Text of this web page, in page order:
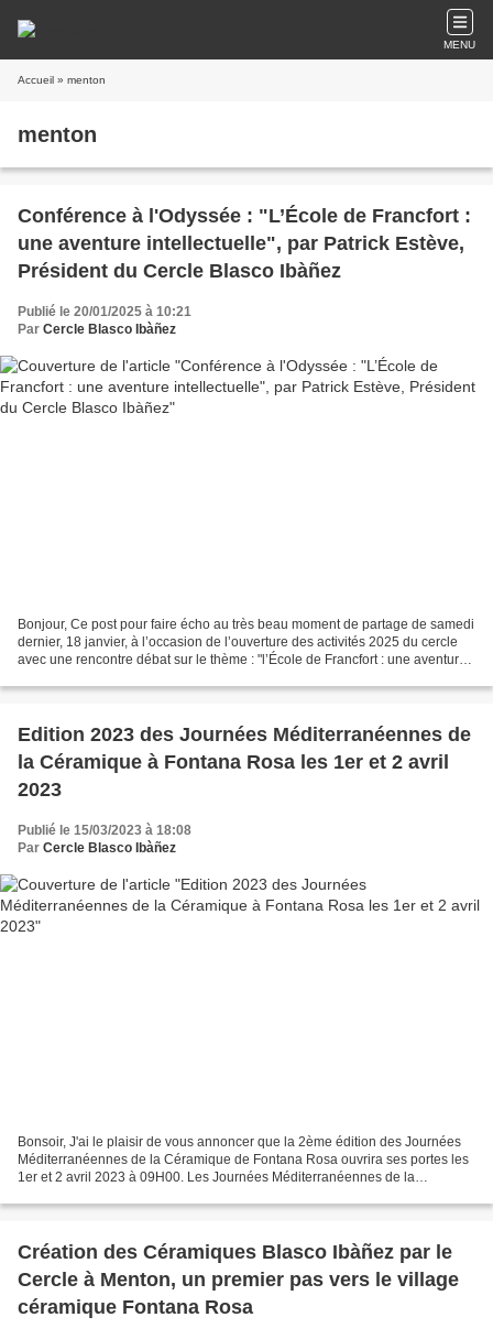
MENU
Accueil » menton
menton
Conférence à l'Odyssée : "L’École de Francfort :
une aventure intellectuelle", par Patrick Estève,
Président du Cercle Blasco Ibàñez
Publié le 20/01/2025 à 10:21
Par Cercle Blasco Ibàñez
Bonjour, Ce post pour faire écho au très beau moment de partage de samedi
dernier, 18 janvier, à l’occasion de l’ouverture des activités 2025 du cercle
avec une rencontre débat sur le thème : "l’École de Francfort : une aventure
Edition 2023 des Journées Méditerranéennes de
la Céramique à Fontana Rosa les 1er et 2 avril
2023
Publié le 15/03/2023 à 18:08
Par Cercle Blasco Ibàñez
Bonsoir, J'ai le plaisir de vous annoncer que la 2ème édition des Journées
Méditerranéennes de la Céramique de Fontana Rosa ouvrira ses portes les
1er et 2 avril 2023 à 09H00. Les Journées Méditerranéennes de la
Création des Céramiques Blasco Ibàñez par le
Cercle à Menton, un premier pas vers le village
céramique Fontana Rosa